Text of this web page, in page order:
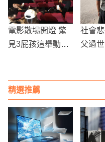
瀉 業者急道歉停
業整頓
電影散場開燈 驚
見3屁孩這舉動…
社會
父過
精選推薦